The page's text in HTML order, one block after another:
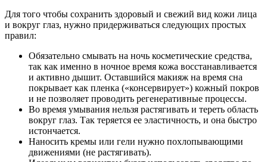
Для того чтобы сохранить здоровый и свежий вид кожи лица
и вокруг глаз, нужно придерживаться следующих простых
правил:
Обязательно смывать на ночь косметические средства,
так как именно в ночное время кожа восстанавливается
и активно дышит. Оставшийся макияж на время сна
покрывает как пленка («консервирует») кожный покров
и не позволяет проводить регенеративные процессы.
Во время умывания нельзя растягивать и тереть область
вокруг глаз. Так теряется ее эластичность, и она быстро
истончается.
Наносить кремы или гели нужно похлопывающими
движениями (не растягивать).